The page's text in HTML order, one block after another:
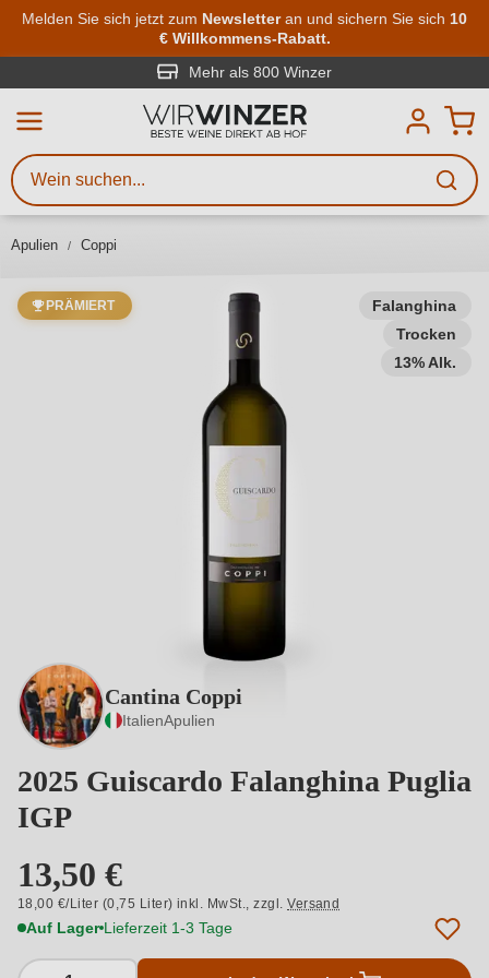
Zum Hauptinhalt springen
Melden Sie sich jetzt zum Newsletteran und sichern Sie sich 10
€ Willkommens-Rabatt.
Mehr als 800 Winzer
Apulien Coppi
Falanghina
Trocken
13% Alk.
PRÄMIERT
Cantina Coppi
ItalienApulien
2025 Guiscardo Falanghina Puglia
IGP
13,50 €
18,00 €/Liter (0,75 Liter) inkl. MwSt.,zzgl.Versand
Auf Lager Lieferzeit 1-3 Tage
Weinsuche
Mindestens 3 Zeichen eingeben
Beschreiben Sie, welchen Wein
Sie suchen – ob nach Geschmack,